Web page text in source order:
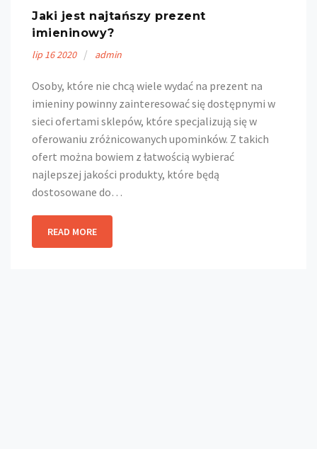
Jaki jest najtańszy prezent
imieninowy?
lip 162020 admin
Osoby, które nie chcą wiele wydać na prezent na
imieniny powinny zainteresować się dostępnymi w
sieci ofertami sklepów, które specjalizują się w
oferowaniu zróżnicowanych upominków. Z takich
ofert można bowiem z łatwością wybierać
najlepszej jakości produkty, które będą
dostosowane do…
READ MORE